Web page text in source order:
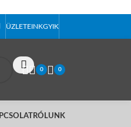
ÜZLETEINKGYIK
0 0
RÓLUNK